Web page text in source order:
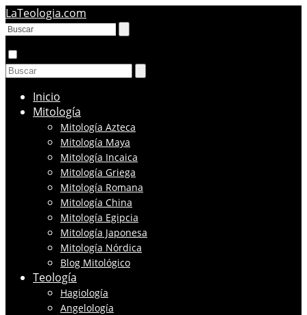
LaTeologia.com
Inicio
Mitología
Mitología Azteca
Mitología Maya
Mitología Incaica
Mitología Griega
Mitología Romana
Mitología China
Mitología Egipcia
Mitología Japonesa
Mitología Nórdica
Blog Mitológico
Teología
Hagiología
Angelología